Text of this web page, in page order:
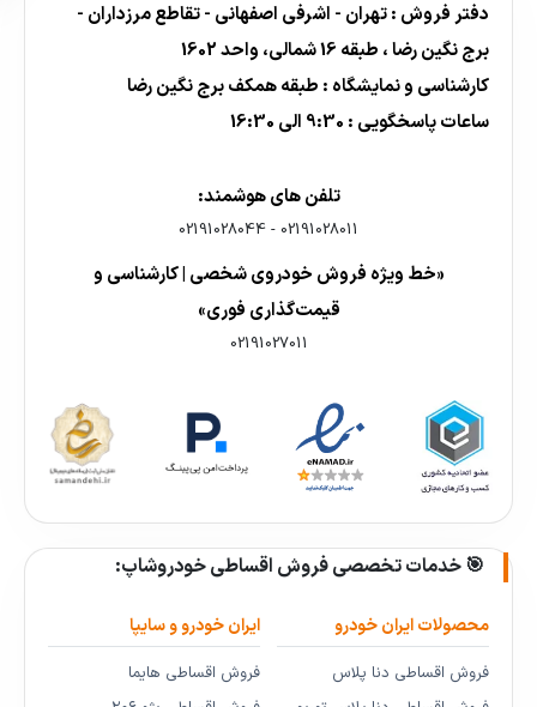
دفتر فروش : تهران - اشرفی اصفهانی - تقاطع مرزداران -
برج نگین رضا ، طبقه 16 شمالی، واحد 1602
کارشناسی و نمایشگاه : طبقه همکف برج نگین رضا
ساعات پاسخگویی : 9:30 الی 16:30
تلفن های هوشمند:
02191028011
-
02191028044
«خط ویژه فروش خودروی شخصی | کارشناسی و
قیمت‌گذاری فوری»
02191027011
🎯 خدمات تخصصی فروش اقساطی خودروشاپ:
محصولات ایران خودرو
فروش اقساطی دنا پلاس
ایران خودرو و سایپا
فروش اقساطی هایما